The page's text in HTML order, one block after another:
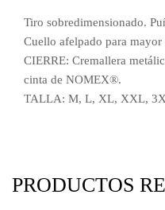
Tiro sobredimensionado.
Cuello afelpado para
CIERRE: Cremallera
cinta de NOMEX®.
TALLA: M, L, XL, XXL,
PRODUCTOS